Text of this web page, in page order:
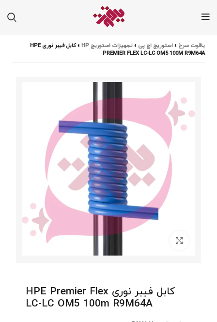
یاقوت سرخ »استوریج اچ پی »تجهیزات استوریج HP »
کابل فیبر نوری HPE
PREMIER FLEX LC-LC OM5 100M R9M64A
کابل فیبر نوری HPE Premier Flex
LC-LC OM5 100m R9M64A